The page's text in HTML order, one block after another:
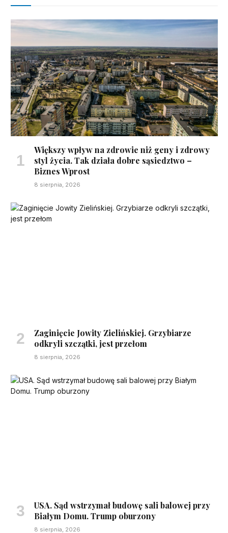
Większy wpływ na zdrowie niż geny i zdrowy
styl życia. Tak działa dobre sąsiedztwo –
Biznes Wprost
8 sierpnia, 2026
Zaginięcie Jowity Zielińskiej. Grzybiarze
odkryli szczątki, jest przełom
8 sierpnia, 2026
USA. Sąd wstrzymał budowę sali balowej przy
Białym Domu. Trump oburzony
8 sierpnia, 2026